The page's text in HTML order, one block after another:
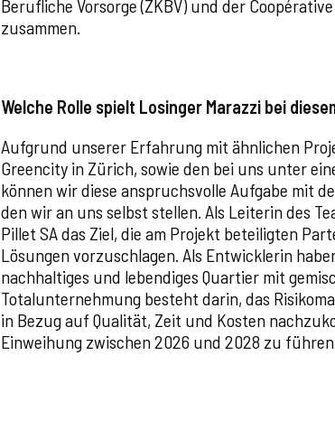
Berufliche Vorsorge (ZKBV) und der
zusammen.
Welche Rolle spielt Losinger Marazzi bei
Aufgrund unserer Erfahrung mit ähnlichen
Greencity in Zürich, sowie den bei uns unter
können wir diese anspruchsvolle Aufgabe mit
den wir an uns selbst stellen. Als Leiterin des
Pillet SA das Ziel, die am Projekt beteiligten
Lösungen vorzuschlagen. Als Entwicklerin
nachhaltiges und lebendiges Quartier mit
Totalunternehmung besteht darin, das
in Bezug auf Qualität, Zeit und Kosten
Einweihung zwischen 2026 und 2028 zu